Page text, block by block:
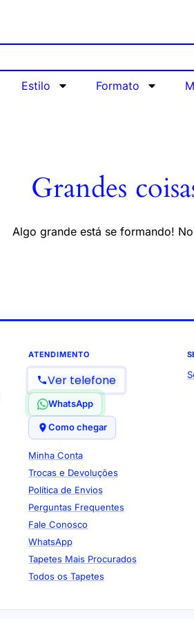
Estilo Formato
Grandes
Algo grande está se formando!
ATENDIMENTO
Ver telefone
WhatsApp
Como chegar
Minha Conta
Trocas e Devoluções
Política de Envios
Perguntas Frequentes
Fale Conosco
WhatsApp
Tapetes Mais Procurados
Todos os Tapetes